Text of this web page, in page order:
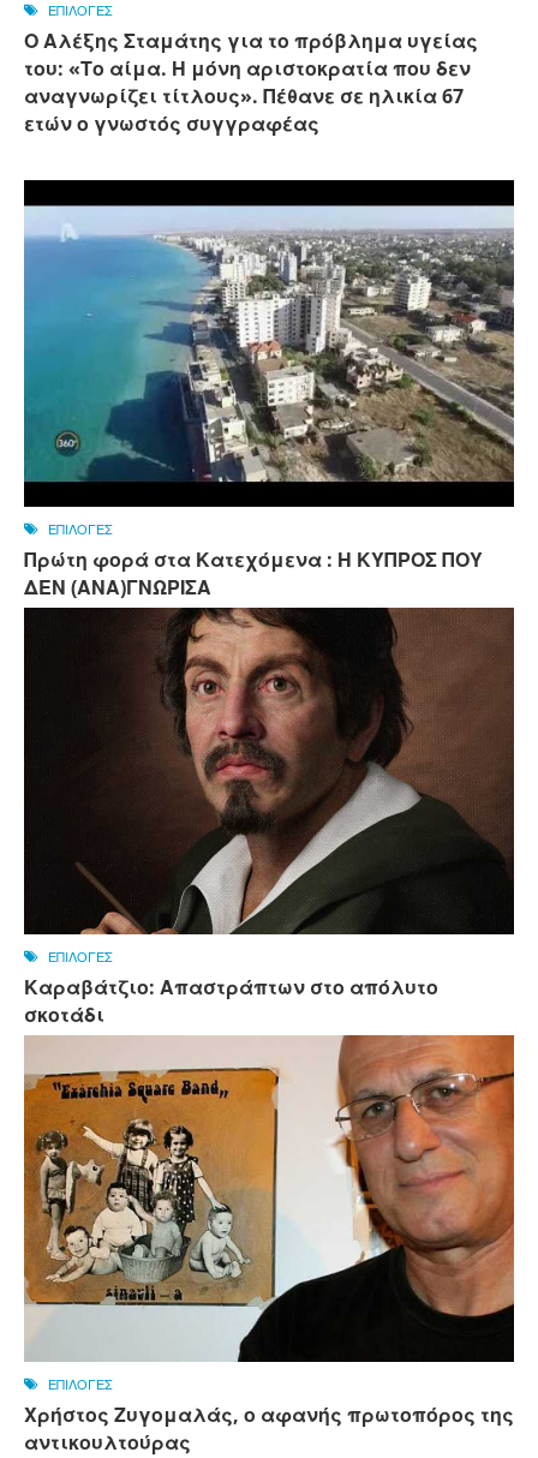
ΕΠΙΛΟΓΕΣ
Ο Αλέξης Σταμάτης για το πρόβλημα υγείας
του: «Το αίμα. Η μόνη αριστοκρατία που δεν
αναγνωρίζει τίτλους». Πέθανε σε ηλικία 67
ετών ο γνωστός συγγραφέας
ΕΠΙΛΟΓΕΣ
Πρώτη φορά στα Κατεχόμενα : Η ΚΥΠΡΟΣ ΠΟΥ
ΔΕΝ (ΑΝΑ)ΓΝΩΡΙΣΑ
ΕΠΙΛΟΓΕΣ
Καραβάτζιο: Απαστράπτων στο απόλυτο
σκοτάδι
ΕΠΙΛΟΓΕΣ
Χρήστος Ζυγομαλάς, ο αφανής πρωτοπόρος της
αντικουλτούρας